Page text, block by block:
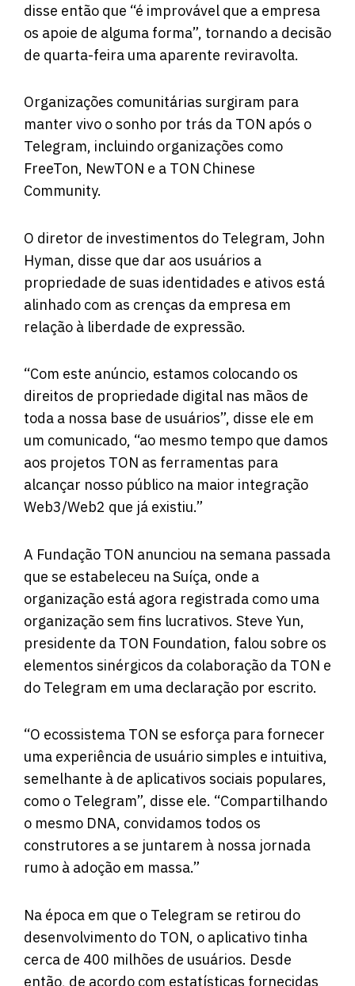
disse então que “é improvável que a empresa
os apoie de alguma forma”, tornando a decisão
de quarta-feira uma aparente reviravolta.
Organizações comunitárias surgiram para
manter vivo o sonho por trás da TON após o
Telegram, incluindo organizações como
FreeTon, NewTON e a TON Chinese
Community.
O diretor de investimentos do Telegram, John
Hyman, disse que dar aos usuários a
propriedade de suas identidades e ativos está
alinhado com as crenças da empresa em
relação à liberdade de expressão.
“Com este anúncio, estamos colocando os
direitos de propriedade digital nas mãos de
toda a nossa base de usuários”, disse ele em
um comunicado, “ao mesmo tempo que damos
aos projetos TON as ferramentas para
alcançar nosso público na maior integração
Web3/Web2 que já existiu.”
A Fundação TON anunciou na semana passada
que se estabeleceu na Suíça, onde a
organização está agora registrada como uma
organização sem fins lucrativos. Steve Yun,
presidente da TON Foundation, falou sobre os
elementos sinérgicos da colaboração da TON e
do Telegram em uma declaração por escrito.
“O ecossistema TON se esforça para fornecer
uma experiência de usuário simples e intuitiva,
semelhante à de aplicativos sociais populares,
como o Telegram”, disse ele. “Compartilhando
o mesmo DNA, convidamos todos os
construtores a se juntarem à nossa jornada
rumo à adoção em massa.”
Na época em que o Telegram se retirou do
desenvolvimento do TON, o aplicativo tinha
cerca de 400 milhões de usuários. Desde
então, de acordo com estatísticas fornecidas